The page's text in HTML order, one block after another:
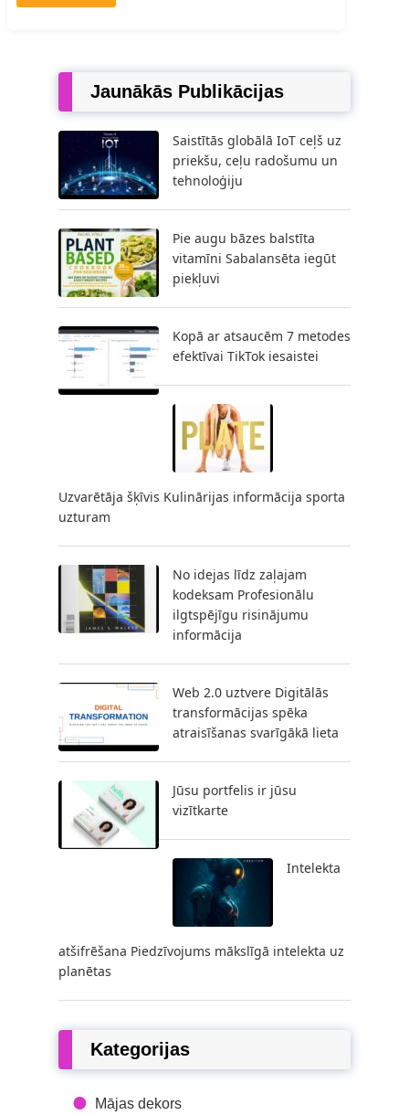
Jaunākās Publikācijas
Saistītās globālā IoT ceļš uz
priekšu, ceļu radošumu un
tehnoloģiju
Pie augu bāzes balstīta
vitamīni Sabalansēta iegūt
piekļuvi
Kopā ar atsaucēm 7 metodes
efektīvai TikTok iesaistei
Uzvarētāja šķīvis Kulinārijas informācija sporta
uzturam
No idejas līdz zaļajam
kodeksam Profesionālu
ilgtspējīgu risinājumu
informācija
Web 2.0 uztvere Digitālās
transformācijas spēka
atraisīšanas svarīgākā lieta
Jūsu portfelis ir jūsu
vizītkarte
Intelekta
atšifrēšana Piedzīvojums mākslīgā intelekta uz
planētas
Kategorijas
Mājas dekors